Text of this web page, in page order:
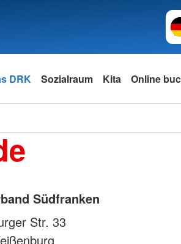
DRK Sozialraum Kita Online
Südfranken
Str. 33